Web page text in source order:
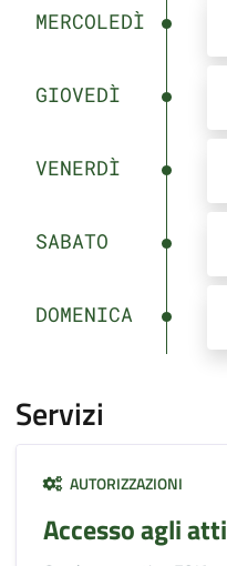
MERCOLEDÌ
GIOVEDÌ
VENERDÌ
SABATO
DOMENICA
Servizi
AUTORIZZAZIONI
Accesso agli atti